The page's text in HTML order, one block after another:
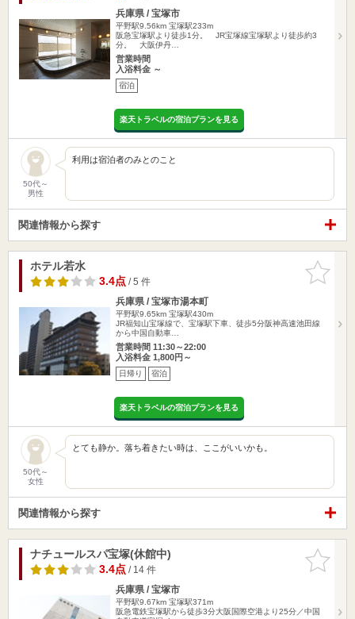
兵庫県 / 宝塚市
平野駅9.56km 宝塚駅233m
阪急宝塚駅より徒歩1分。 JR宝塚線宝塚駅より徒歩約3
分。 大阪伊丹…
営業時間
入浴料金 ～
宿泊
楽天トラベルの宿泊プランを見る
50代～
男性
利用は宿泊者のみとのこと
関連情報から探す
お気に入
りに追加
ホテル若水
3.4点/ 5 件
兵庫県 / 宝塚市湯本町
平野駅9.65km 宝塚駅430m
JR福知山宝塚線で、宝塚駅下車、徒歩5分阪神高速池田線
から中国自動車…
営業時間 11:30～22:00
入浴料金 1,800円～
日帰り 宿泊
楽天トラベルの宿泊プランを見る
50代～
女性
とても静か。落ち着きたい時は、ここがいいかも。
関連情報から探す
お気に入
りに追加
ナチュールスパ宝塚(休館中)
3.4点/ 14 件
兵庫県 / 宝塚市
平野駅9.67km 宝塚駅371m
阪急電鉄宝塚駅から徒歩3分大阪国際空港より25分／中国